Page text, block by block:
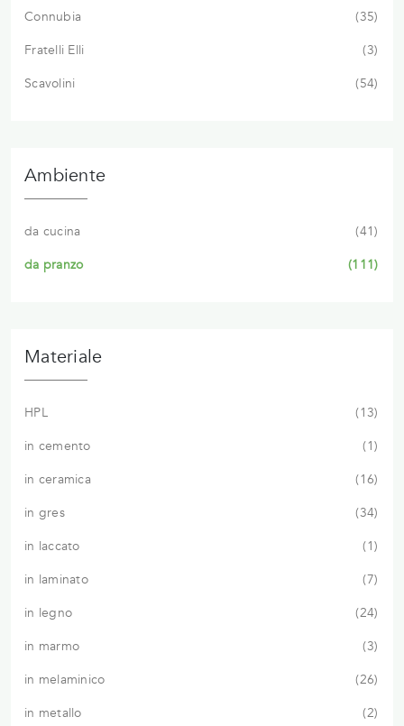
Connubia
35
Fratelli Elli
3
Scavolini
54
Ambiente
da cucina
41
da pranzo
111
Materiale
HPL
13
in cemento
1
in ceramica
16
in gres
34
in laccato
1
in laminato
7
in legno
24
in marmo
3
in melaminico
26
in metallo
2